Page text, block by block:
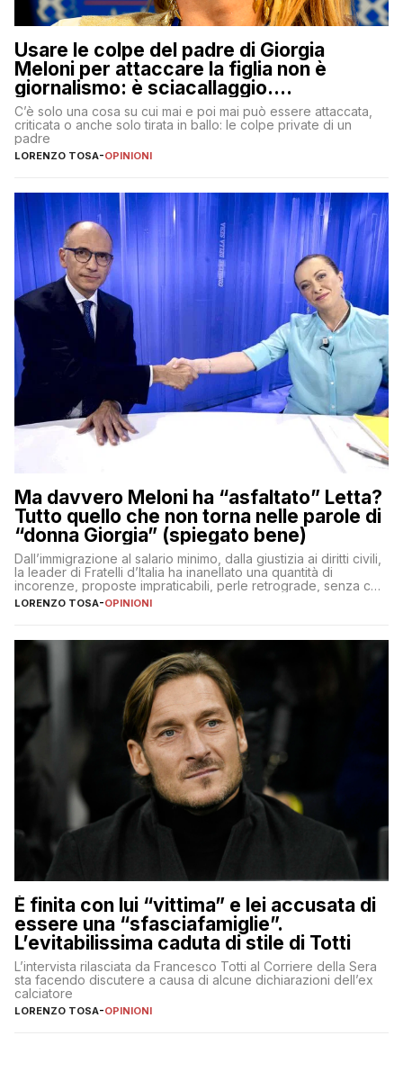
Usare le colpe del padre di Giorgia
Meloni per attaccare la figlia non è
giornalismo: è sciacallaggio.
Dimostriamo di essere diversi
C’è solo una cosa su cui mai e poi mai può essere attaccata,
criticata o anche solo tirata in ballo: le colpe private di un
padre
LORENZO TOSA-OPINIONI
Ma davvero Meloni ha “asfaltato” Letta?
Tutto quello che non torna nelle parole di
“donna Giorgia” (spiegato bene)
Dall’immigrazione al salario minimo, dalla giustizia ai diritti civili,
la leader di Fratelli d’Italia ha inanellato una quantità di
incorenze, proposte impraticabili, perle retrograde, senza che
nessuno – a destra come a sinistra – glielo abbia fatto notare
LORENZO TOSA-OPINIONI
È finita con lui “vittima” e lei accusata di
essere una “sfasciafamiglie”.
L’evitabilissima caduta di stile di Totti
L’intervista rilasciata da Francesco Totti al Corriere della Sera
sta facendo discutere a causa di alcune dichiarazioni dell’ex
calciatore
LORENZO TOSA-OPINIONI